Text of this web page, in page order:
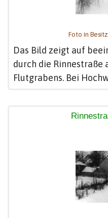
Foto in
Das Bild zeigt auf
durch die Rinnestraße
Flutgrabens. Bei